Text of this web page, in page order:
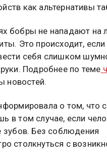
как альтернативы
бобры не нападают на
Это происходит,
себя слишком
Подробнее по теме
новостей.
о том, что
в том случае, если
зубов. Без соблюдения
столкнуться с